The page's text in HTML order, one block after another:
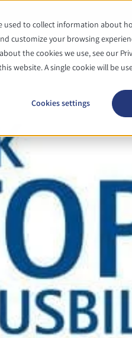
used to collect information about
customize your browsing
the cookies we use, see our
website. A single cookie will be
Cookies settings